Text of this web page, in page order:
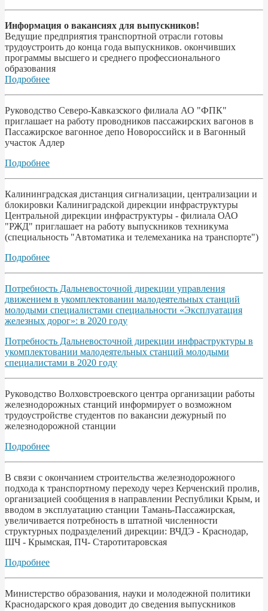
Информация о вакансиях для выпускников!
Ведущие предприятия транспортной отрасли готовы
трудоустроить до конца года выпускников. окончивших
программы высшего и среднего профессионального
образования
Подробнее
Руководство Северо-Кавказского филиала АО "ФПК"
приглашает на работу проводников пассажирских вагонов в
Пассажирское вагонное депо Новороссийск и в Вагонный
участок Адлер
Подробнее
Калининградская дистанция сигнализации, централизации и
блокировки Калиниградской дирекции инфраструктуры
Центральной дирекции инфраструктуры - филиала ОАО
"РЖД" приглашает на работу выпускников техникума
(специальность "Автоматика и телемеханика на транспорте")
Подробнее
Потребность Дальневосточной дирекции управления
движением в укомплектовании малодеятельных станций
молодыми специалистами специальности «Эксплуатация
железных дорог»: в 2020 году
Потребность Дальневосточной дирекции инфраструктуры в
укомплектовании малодеятельных станций молодыми
специалистами в 2020 году
Руководство Волховстроевского центра организации работы
железнодорожных станций информирует о возможном
трудоустройстве студентов по вакансии дежурный по
железнодорожной станции
Подробнее
В связи с окончанием строительства железнодорожного
подхода к транспортному переходу через Керченский пролив,
организацией сообщения в направлении Республики Крым, и
вводом в эксплуатацию станции Тамань-Пассажирская,
увеличивается потребность в штатной численности
структурных подразделений дирекции: ВЧДЭ - Краснодар,
ШЧ - Крымская, ПЧ- Старотитаровская
Подробнее
Министерство образования, науки и молодежной политики
Краснодарского края доводит до сведения выпускников